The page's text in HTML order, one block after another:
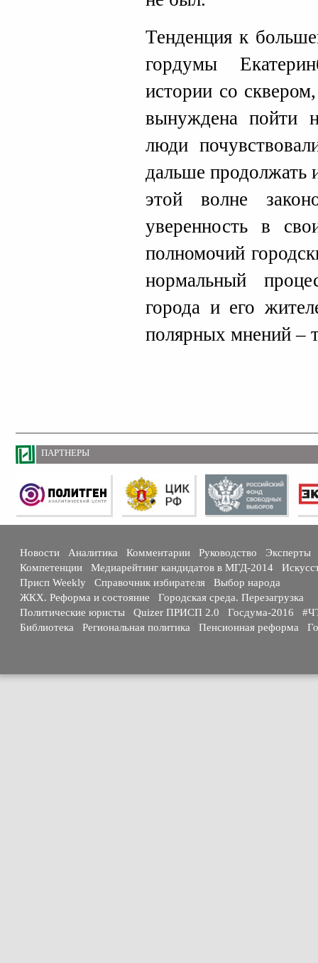
Тенденция к
гордумы
истории со
вынуждена пойти
люди
дальше продолжать
этой волне
уверенность в
полномочий
нормальный
города и его
полярных мнений –
ПАРТНЕРЫ
Новости Аналитика Комментарии Руководство
Эксперты
Компетенции
Медиарейтинг кандидатов в МГД-2014
Присп Weekly
Справочник избирателя
Выбор народа
ЖКХ. Реформа и состояние
Городская среда. Перезагрузка
Политические юристы
Quizer ПРИСП 2.0 Госдума-2016
Библиотека
Региональная политика Пенсионная реформа